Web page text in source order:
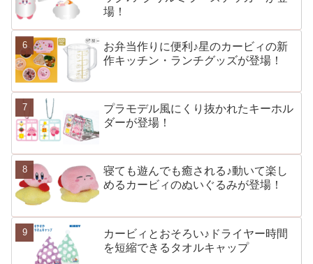
場！
お弁当作りに便利♪星のカービィの新
作キッチン・ランチグッズが登場！
プラモデル風にくり抜かれたキーホル
ダーが登場！
寝ても遊んでも癒される♪動いて楽し
めるカービィのぬいぐるみが登場！
カービィとおそろい♪ドライヤー時間
を短縮できるタオルキャップ